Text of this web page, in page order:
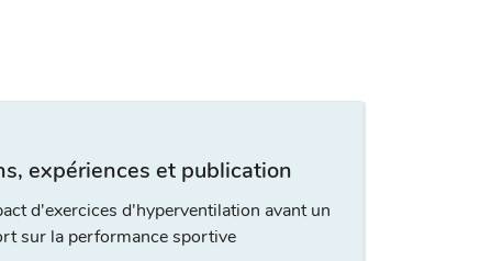
expériences et publication
d'exercices d'hyperventilation avant un
sur la performance sportive